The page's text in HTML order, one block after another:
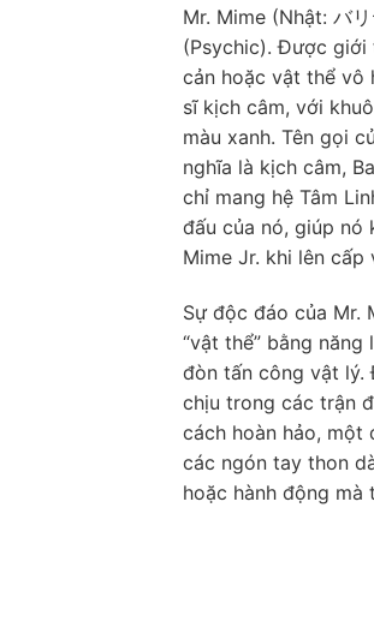
Mr. Mime (Nhật: バ
(Psychic). Được giới
cản hoặc vật thể vô
sĩ kịch câm, với
màu xanh. Tên gọi
nghĩa là kịch câm,
chỉ mang hệ Tâm
đấu của nó, giúp nó
Mime Jr. khi lên
Sự độc đáo của Mr.
“vật thể” bằng
đòn tấn công vật lý.
chịu trong các trận
cách hoàn hảo, một
các ngón tay thon
hoặc hành động